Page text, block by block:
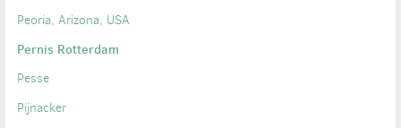
Peoria, Arizona, USA
Pernis Rotterdam
Pesse
Pijnacker